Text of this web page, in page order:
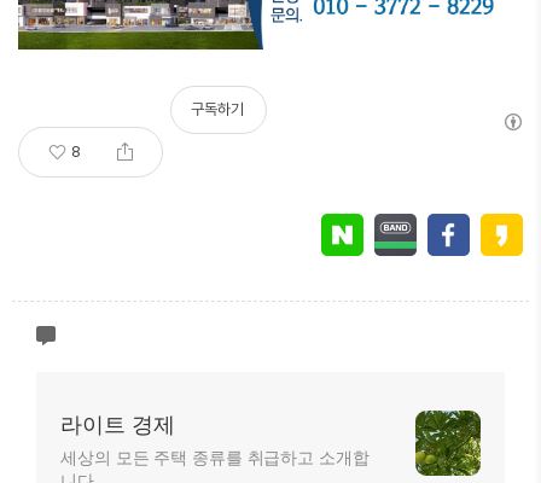
8
구독하기
라이트 경제
세상의 모든 주택 종류를 취급하고 소개합